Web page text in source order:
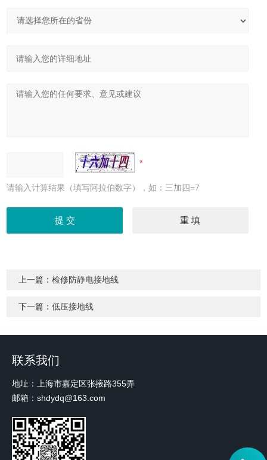
请输入计算结果（填写阿拉伯数字），如：三加四=7
上一篇：检修防静电接地线
下一篇：低压接地线
联系我们
地址：上海市嘉定区张掖路355弄
邮箱：shdydq@163.com